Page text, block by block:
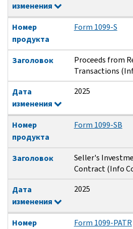
изменения
Номер
продукта
Form 1099-S
Заголовок
Proceeds from
Transactions
Дата
изменения
2025
Номер
продукта
Form 1099-SB
Заголовок
Seller's
Contract (Info
Дата
изменения
2025
Номер
Form 1099-PATR